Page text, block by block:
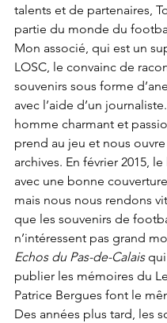
talents et de partenaires,
partie du monde du
Mon associé, qui est un
LOSC, le convainc de
souvenirs sous forme
avec l’aide d’un
homme charmant et
prend au jeu et nous ouvre
archives. En février 2015,
avec une bonne
mais nous nous rendons
que les souvenirs de
n’intéressent pas grand
Echos du Pas-de-Calais
publier les mémoires du
Patrice Bergues font le
Des années plus tard, les